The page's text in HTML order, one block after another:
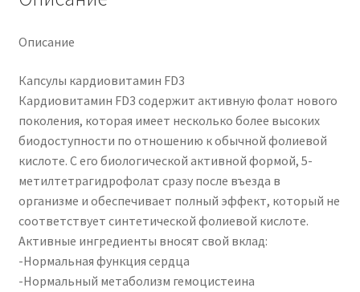
Описание
Капсулы кардиовитамин FD3
Кардиовитамин FD3 содержит активную фолат нового
поколения, которая имеет несколько более высоких
биодоступности по отношению к обычной фолиевой
кислоте. С его биологической активной формой, 5-
метилтетрагидрофолат сразу после въезда в
организме и обеспечивает полный эффект, который не
соответствует синтетической фолиевой кислоте.
Активные ингредиенты вносят свой вклад:
-Нормальная функция сердца
-Нормальный метаболизм гемоцистеина